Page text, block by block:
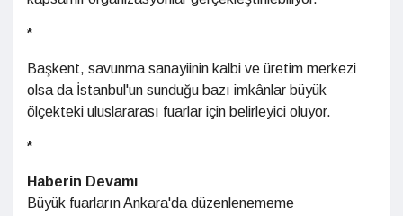
*
Başkent, savunma sanayiinin kalbi ve üretim merkezi
olsa da İstanbul'un sunduğu bazı imkânlar büyük
ölçekteki uluslararası fuarlar için belirleyici oluyor.
*
Haberin Devamı
Büyük fuarların Ankara'da düzenlenememe